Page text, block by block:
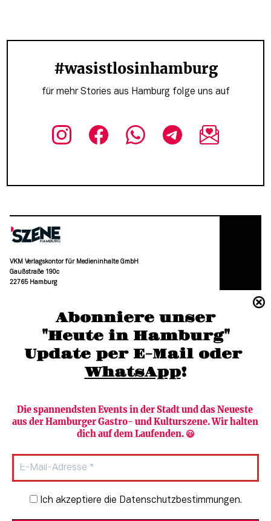
Abonniere unser
"Heute in Hamburg"
Update per E-Mail oder
WhatsApp!
Die spannendsten Events in der Stadt und das Neueste
aus der Hamburger Gastro- und Kulturszene. Wir halten
dich auf dem Laufenden. 😃
Newsletter-Anmeldung
Ich akzeptiere die Datenschutzbestimmungen.
#wasistlosinhamburg
für mehr Stories aus Hamburg folge uns auf
VKM Verlagskontor für Medieninhalte GmbH
Gaußstraße 190c
22765 Hamburg
moc.grubmah-enezs@ofni
Newsletter abonnieren
HAMBURG PUR
Verlag